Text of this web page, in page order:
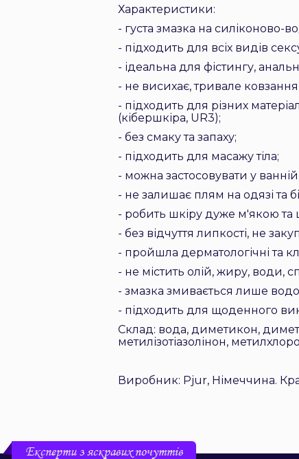
Характеристики:
- густа змазка на силіконово-
- підходить для всіх видів
- ідеальна для фістингу,
- не висихає, тривале ковзання
- підходить для різних
(кібершкіра, UR3);
- без смаку та запаху;
- підходить для масажу тіла;
- можна застосовувати у
- не залишає плям на одязі та
- робить шкіру дуже м'якою та
- без відчуття липкості, не
- пройшла дерматологічні та
- не містить олій, жиру, води,
- змазка змивається лише
- підходить для щоденного
Склад: вода, диметикон,
метилізотіазолінон,
Виробник: Pjur, Німеччина.
Експерти з яскравих почуттів